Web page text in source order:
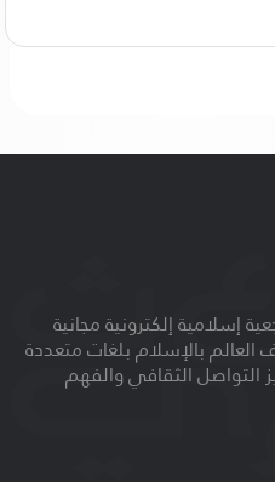
مجانية
بلغات متعددة
والفهم